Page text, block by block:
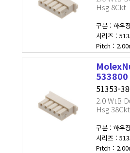
Hsg 8Ckt
구분 : 하우징
시리즈 :
Pitch :
533800
51353-
2.0 WtB
Hsg 38Ckt
구분 : 하우징
시리즈 :
Pitch :